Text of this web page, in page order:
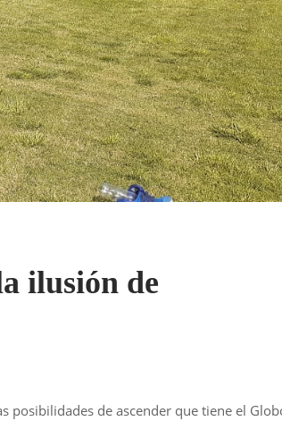
ilusión de
posibilidades de ascender que tiene el